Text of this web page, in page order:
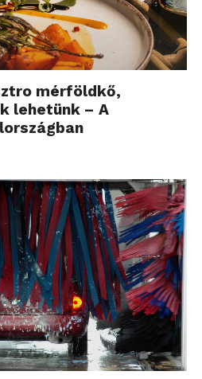
mérföldkő,
lehetünk – A
határozatlan időre
működését